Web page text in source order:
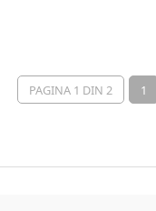
PAGINA 1 DIN 2 1